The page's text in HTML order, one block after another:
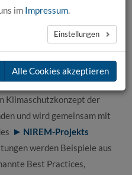
– Mensch – Umwelt“
Klimaschutzkonzept der
und wird gemeinsam mit
NIREM-Projekts
werden Beispiele aus
Best Practices,
im Impressum.
Einstellungen
Alle Cookies akzeptieren